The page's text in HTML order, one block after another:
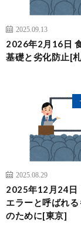
2025.09.13
2026年2月16日
基礎と劣化防止[
2025.08.29
2025年12月24日
エラーと呼ばれ
のために[東京]